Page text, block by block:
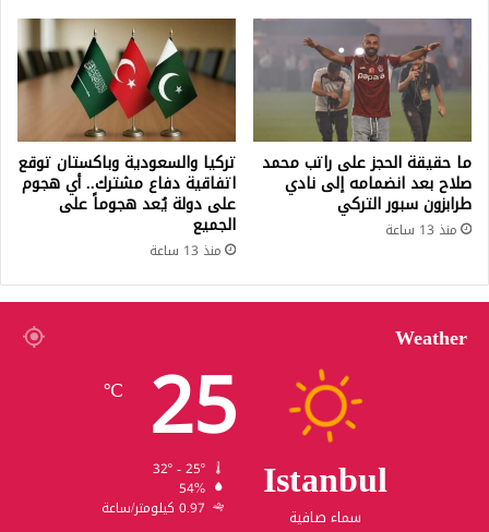
ما حقيقة الحجز على راتب محمد
صلاح بعد انضمامه إلى نادي
طرابزون سبور التركي
منذ 13 ساعة
تركيا والسعودية وباكستان توقع
اتفاقية دفاع مشترك.. أي هجوم
على دولة يُعد هجوماً على
الجميع
منذ 13 ساعة
Weather
Istanbul
سماء صافية
25
℃
54%
0.97 كيلومتر/ساعة